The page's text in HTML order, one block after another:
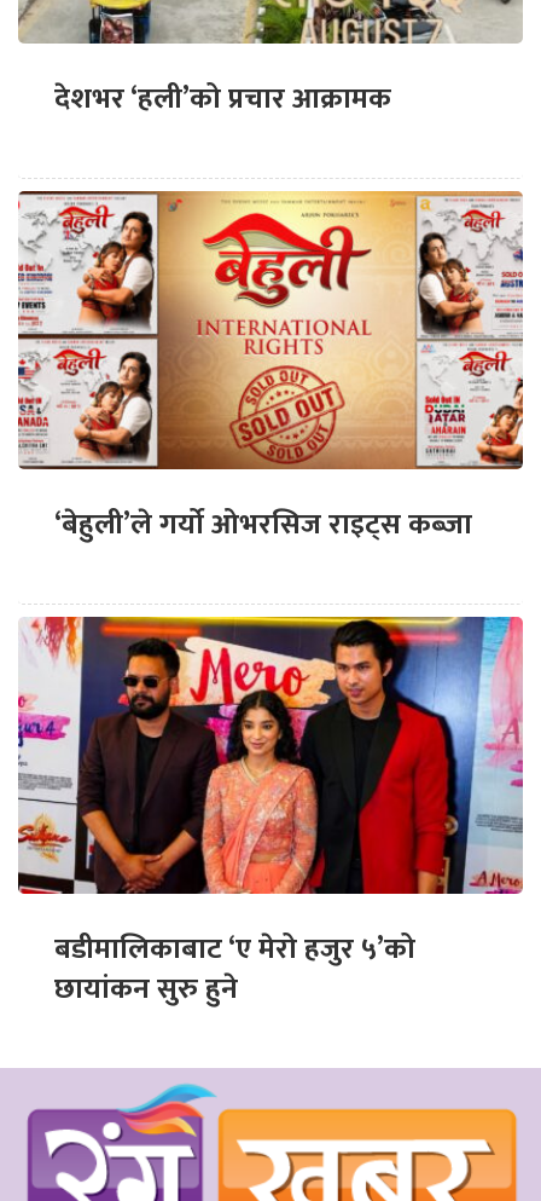
देशभर ‘हली’को प्रचार आक्रामक
‘बेहुली’ले गर्यो ओभरसिज राइट्स कब्जा
बडीमालिकाबाट ‘ए मेरो हजुर ५’को
छायांकन सुरु हुने